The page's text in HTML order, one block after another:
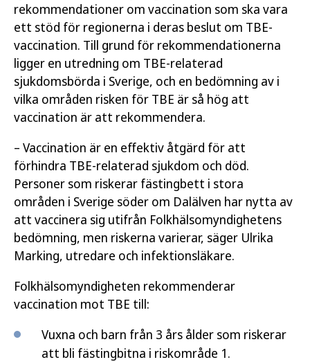
rekommendationer om vaccination som ska vara
ett stöd för regionerna i deras beslut om TBE-
vaccination. Till grund för rekommendationerna
ligger en utredning om TBE-relaterad
sjukdomsbörda i Sverige, och en bedömning av i
vilka områden risken för TBE är så hög att
vaccination är att rekommendera.
– Vaccination är en effektiv åtgärd för att
förhindra TBE-relaterad sjukdom och död.
Personer som riskerar fästingbett i stora
områden i Sverige söder om Dalälven har nytta av
att vaccinera sig utifrån Folkhälsomyndighetens
bedömning, men riskerna varierar, säger Ulrika
Marking, utredare och infektionsläkare.
Folkhälsomyndigheten rekommenderar
vaccination mot TBE till:
Vuxna och barn från 3 års ålder som riskerar
att bli fästingbitna i riskområde 1.